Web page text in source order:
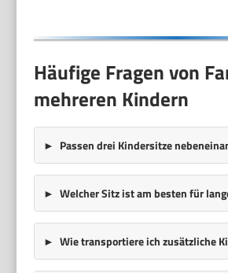
Häufige Fragen von
mehreren Kindern
Passen drei Kindersitze
Welcher Sitz ist am besten für
Wie transportiere ich zusätzliche